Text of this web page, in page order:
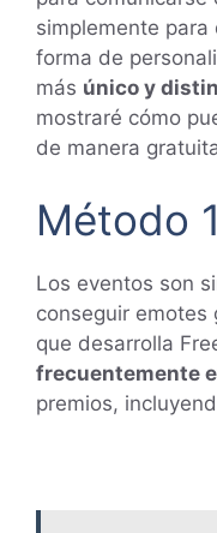
simplemente
forma de
más único y
mostraré cómo
de manera
Método
Los eventos son
conseguir emotes
que desarrolla
frecuentemente
premios,